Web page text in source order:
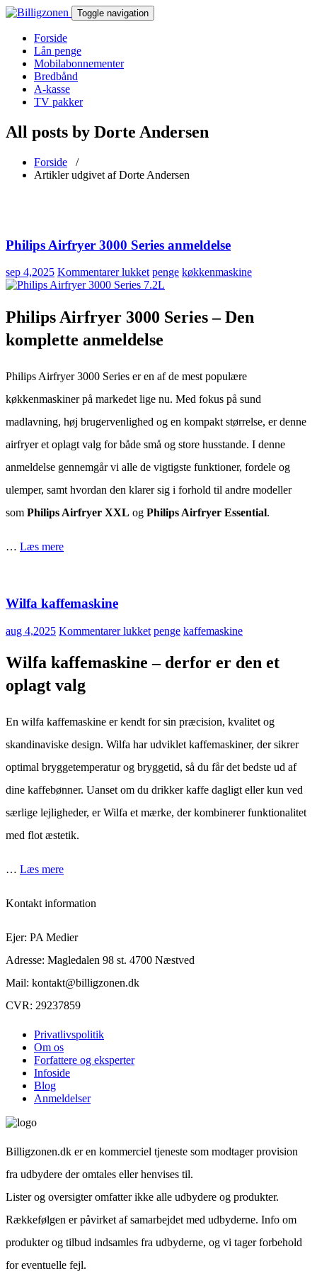
Toggle navigation
Forside
Lån penge
Mobilabonnementer
Bredbånd
A-kasse
TV pakker
All posts by Dorte Andersen
Forside /
Artikler udgivet af Dorte Andersen
Philips Airfryer 3000 Series anmeldelse
sep 4,2025 Kommentarer lukkettil
Philips
3000
Series
anmeldelse
penge køkkenmaskine
Philips Airfryer 3000 Series – Den
komplette anmeldelse
Philips Airfryer 3000 Series er en af de mest populære
køkkenmaskiner på markedet lige nu. Med fokus på sund
madlavning, høj brugervenlighed og en kompakt størrelse, er denne
airfryer et oplagt valg for både små og store husstande. I denne
anmeldelse gennemgår vi alle de vigtigste funktioner, fordele og
ulemper, samt hvordan den klarer sig i forhold til andre modeller
som Philips Airfryer XXL og Philips Airfryer Essential.
… Læs mere
Wilfa kaffemaskine
aug 4,2025 Kommentarer lukkettil
kaffemaskine
penge kaffemaskine
Wilfa kaffemaskine – derfor er den et
oplagt valg
En wilfa kaffemaskine er kendt for sin præcision, kvalitet og
skandinaviske design. Wilfa har udviklet kaffemaskiner, der sikrer
optimal bryggetemperatur og bryggetid, så du får det bedste ud af
dine kaffebønner. Uanset om du drikker kaffe dagligt eller kun ved
særlige lejligheder, er Wilfa et mærke, der kombinerer funktionalitet
med flot æstetik.
… Læs mere
Kontakt information
Ejer: PA Medier
Adresse: Magledalen 98 st. 4700 Næstved
Mail: kontakt@billigzonen.dk
CVR: 29237859
Privatlivspolitik
Om os
Forfattere og eksperter
Infoside
Blog
Anmeldelser
Billigzonen.dk er en kommerciel tjeneste som modtager provision
fra udbydere der omtales eller henvises til.
Lister og oversigter omfatter ikke alle udbydere og produkter.
Rækkefølgen er påvirket af samarbejdet med udbyderne. Info om
produkter og tilbud indsamles fra udbyderne, og vi tager forbehold
for eventuelle fejl.